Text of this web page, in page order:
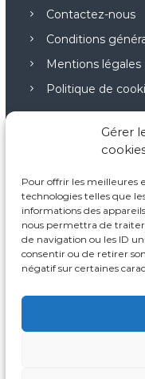
Gérer
Pour offrir les meilleures
technologies telles que
informations des
nous permettra de
de navigation ou les ID
consentir ou de retirer
négatif sur certaines
Contactez-nous
Conditions
Mentions légales
Politique de
Notre démarche
Nos principes